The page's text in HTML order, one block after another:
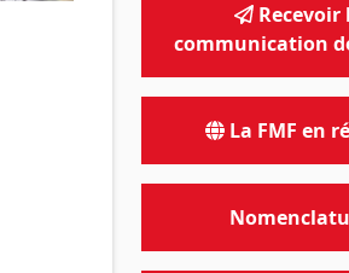
Recevoir
communication
La FMF en